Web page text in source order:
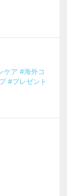
ケア #海外コ
#プレゼント